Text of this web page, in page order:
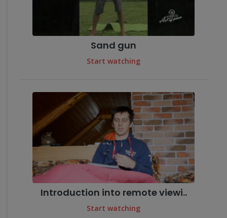
Sand gun
Start watching
Introduction into remote viewi..
Start watching